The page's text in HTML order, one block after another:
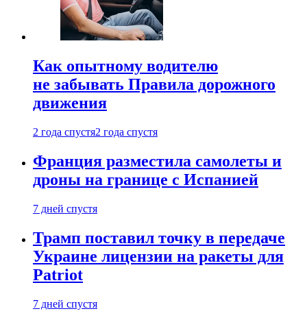
Как опытному водителю
не забывать Правила дорожного
движения
2 года спустя2 года спустя
Франция разместила самолеты и
дроны на границе с Испанией
7 дней спустя
Трамп поставил точку в передаче
Украине лицензии на ракеты для
Patriot
7 дней спустя